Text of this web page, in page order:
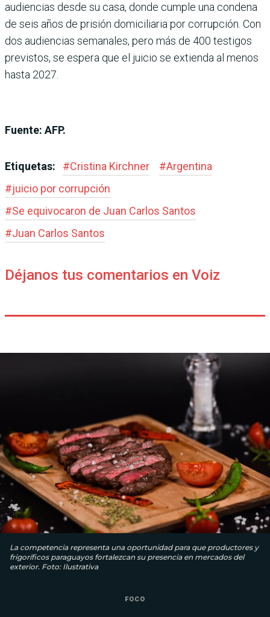
audiencias desde su casa, donde cumple una condena
de seis años de prisión domiciliaria por corrupción. Con
dos audiencias semanales, pero más de 400 testigos
previstos, se espera que el juicio se extienda al menos
hasta 2027.
Fuente: AFP.
Etiquetas: #Cristina Kirchner #Argentina
#juicio por corrupción
#Se equivocaron de Juan Carlos Santos
#Juan Carlos Santos
Déjanos tus comentarios en Voiz
La competencia representa una oportunidad para que productores y
frigoríficos paraguayos fortalezcan su presencia en mercados del
exterior. Foto: Ilustrativa
FOCO